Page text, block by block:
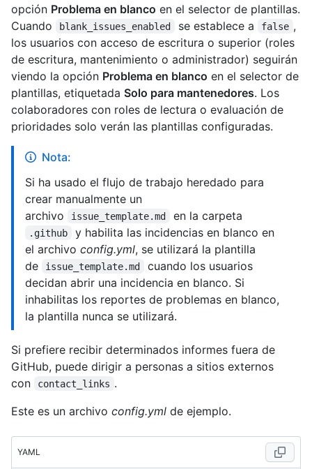
opción Problema en blanco en el selector de plantillas.
Cuando
blank_issues_enabled se establece a false ,
los usuarios con acceso de escritura o superior (roles
de escritura, mantenimiento o administrador) seguirán
viendo la opción Problema en blanco en el selector de
plantillas, etiquetada Solo para mantenedores. Los
colaboradores con roles de lectura o evaluación de
prioridades solo verán las plantillas configuradas.
Nota:
Si ha usado el flujo de trabajo heredado para
crear manualmente un
archivo
issue_template.md en la carpeta
.github
y habilita las incidencias en blanco en
el archivo config.yml, se utilizará la plantilla
de
issue_template.md
cuando los usuarios
decidan abrir una incidencia en blanco. Si
inhabilitas los reportes de problemas en blanco,
la plantilla nunca se utilizará.
Si prefiere recibir determinados informes fuera de
GitHub, puede dirigir a personas a sitios externos
con
contact_links .
Este es un archivo config.yml de ejemplo.
YAML